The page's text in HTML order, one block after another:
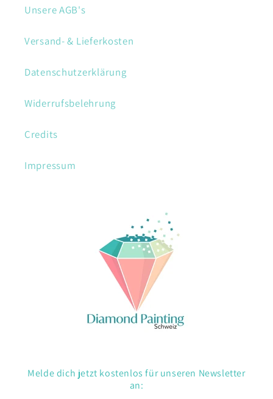
Unsere AGB's
Versand- & Lieferkosten
Datenschutzerklärung
Widerrufsbelehrung
Credits
Impressum
Melde dich jetzt kostenlos für unseren Newsletter
an: